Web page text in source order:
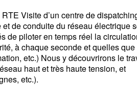
RTE Visite d’un centre de
de conduite du réseau électrique
de piloter en temps réel la
à chaque seconde et quelles
etc.) Nous y découvrirons le
haut et très haute tension, et
etc.).